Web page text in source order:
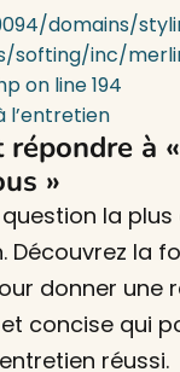
domains/
softing/inc/
on line 194
l’entretien
répondre à
»
la
Découvrez la
donner une
concise qui
réussi.